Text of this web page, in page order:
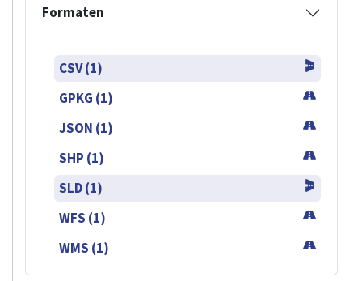
Formaten
CSV (1)
GPKG (1)
JSON (1)
SHP (1)
SLD (1)
WFS (1)
WMS (1)